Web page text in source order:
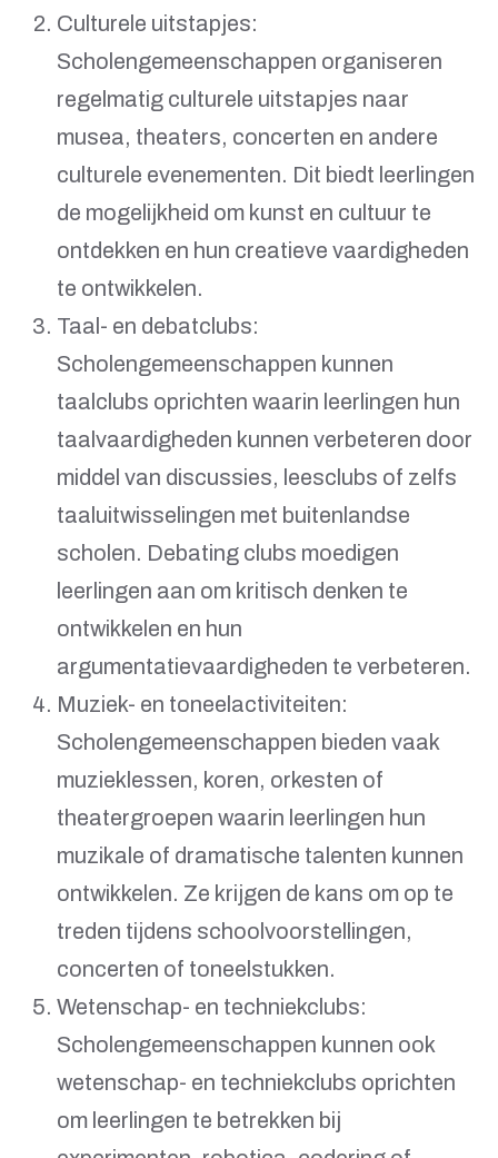
Culturele uitstapjes:
Scholengemeenschappen organiseren
regelmatig culturele uitstapjes naar
musea, theaters, concerten en andere
culturele evenementen. Dit biedt leerlingen
de mogelijkheid om kunst en cultuur te
ontdekken en hun creatieve vaardigheden
te ontwikkelen.
Taal- en debatclubs:
Scholengemeenschappen kunnen
taalclubs oprichten waarin leerlingen hun
taalvaardigheden kunnen verbeteren door
middel van discussies, leesclubs of zelfs
taaluitwisselingen met buitenlandse
scholen. Debating clubs moedigen
leerlingen aan om kritisch denken te
ontwikkelen en hun
argumentatievaardigheden te verbeteren.
Muziek- en toneelactiviteiten:
Scholengemeenschappen bieden vaak
muzieklessen, koren, orkesten of
theatergroepen waarin leerlingen hun
muzikale of dramatische talenten kunnen
ontwikkelen. Ze krijgen de kans om op te
treden tijdens schoolvoorstellingen,
concerten of toneelstukken.
Wetenschap- en techniekclubs:
Scholengemeenschappen kunnen ook
wetenschap- en techniekclubs oprichten
om leerlingen te betrekken bij